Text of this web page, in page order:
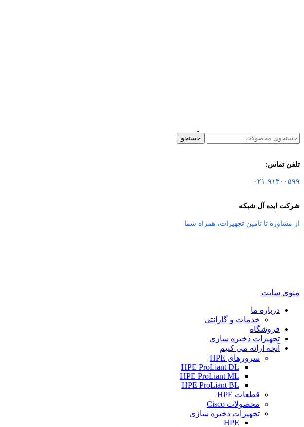
جستجو
تلفن تماس:
۰۲۱-۹۱۳۰۰۵۹۹
شرکت ایده آل شبکه
از مشاوره تا تامین تجهیزات، همراه شما
منوی سایت
درباره ما
خدمات و گارانتی
فروشگاه
تجهیزات ذخیره سازی
آنچه ارائه می کنیم
سرورهای HPE
HPE ProLiant DL
HPE ProLiant ML
HPE ProLiant BL
قطعات HPE
محصولات Cisco
تجهیزات ذخیره سازی
HPE